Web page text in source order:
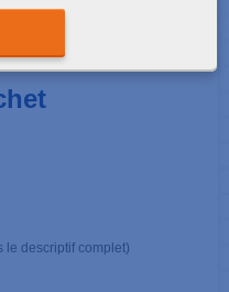
Triple tube
le descriptif complet)